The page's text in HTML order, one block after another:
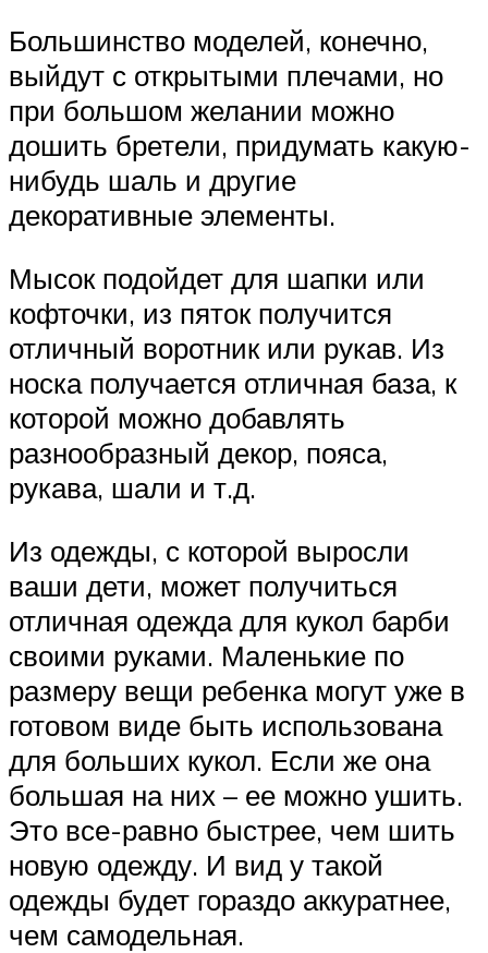
Большинство моделей, конечно,
выйдут с открытыми плечами, но
при большом желании можно
дошить бретели, придумать какую-
нибудь шаль и другие
декоративные элементы.
Мысок подойдет для шапки или
кофточки, из пяток получится
отличный воротник или рукав. Из
носка получается отличная база, к
которой можно добавлять
разнообразный декор, пояса,
рукава, шали и т.д.
Из одежды, с которой выросли
ваши дети, может получиться
отличная одежда для кукол барби
своими руками. Маленькие по
размеру вещи ребенка могут уже в
готовом виде быть использована
для больших кукол. Если же она
большая на них – ее можно ушить.
Это все-равно быстрее, чем шить
новую одежду. И вид у такой
одежды будет гораздо аккуратнее,
чем самодельная.